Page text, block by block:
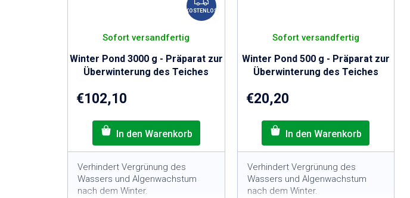
O
E
N
KOSTENLOS
Winter Pond 3000 g - Präparat zur
Überwinterung des Teiches
Sofort versandfertig
€102,10
Verhindert Vergrünung des
Wassers und Algenwachstum
nach dem Winter.
Winter Pond 500 g - Präparat zur
Überwinterung des Teiches
Sofort versandfertig
€20,20
Verhindert Vergrünung des
Wassers und Algenwachstum
nach dem Winter.